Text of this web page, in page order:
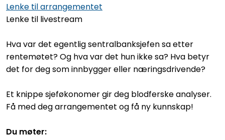
Lenke til arrangementet
Lenke til livestream
Hva var det egentlig sentralbanksjefen sa etter
rentemøtet? Og hva var det hun ikke sa? Hva betyr
det for deg som innbygger eller næringsdrivende?
Et knippe sjeføkonomer gir deg blodferske analyser.
Få med deg arrangementet og få ny kunnskap!
Du møter: